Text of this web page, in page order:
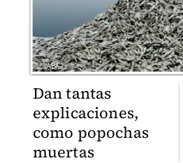
Dan tantas
explicaciones,
como popochas
muertas